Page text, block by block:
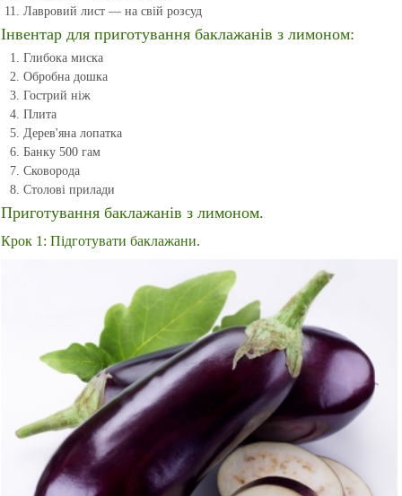
Лавровий лист — на свій розсуд
Інвентар для приготування баклажанів з лимоном:
Глибока миска
Обробна дошка
Гострий ніж
Плита
Дерев'яна лопатка
Банку 500 гам
Сковорода
Столові прилади
Приготування баклажанів з лимоном.
Крок 1: Підготувати баклажани.